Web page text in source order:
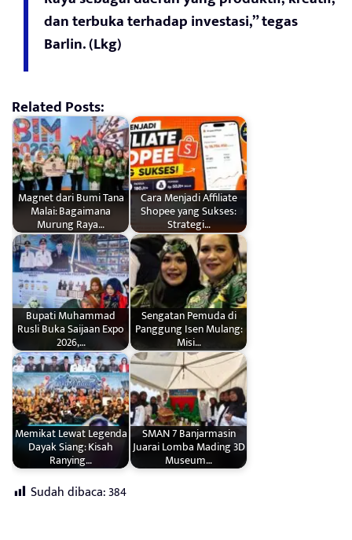
dan terbuka terhadap investasi,” tegas
Barlin. (Lkg)
Related Posts:
Magnet dari Bumi Tana
Malai: Bagaimana
Murung Raya…
Cara Menjadi Affiliate
Shopee yang Sukses:
Strategi…
Bupati Muhammad
Rusli Buka Saijaan Expo
2026,…
Sengatan Pemuda di
Panggung Isen Mulang:
Misi…
Memikat Lewat Legenda
Dayak Siang: Kisah
Ranying…
SMAN 7 Banjarmasin
Juarai Lomba Mading 3D
Museum…
Sudah dibaca:384